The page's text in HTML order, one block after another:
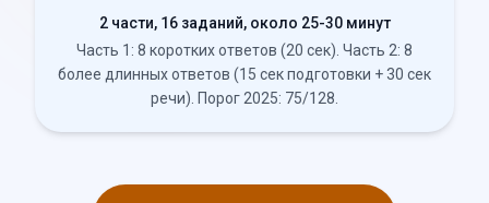
2 части, 16 заданий, около 25-30 минут
Часть 1: 8 коротких ответов (20 сек). Часть 2: 8
более длинных ответов (15 сек подготовки + 30 сек
речи). Порог 2025: 75/128.